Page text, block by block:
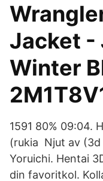
Jacket -
Winter
1591 80% 09:04.
(rukia Njut av (3d
Yoruichi. Hentai
din favoritkol.